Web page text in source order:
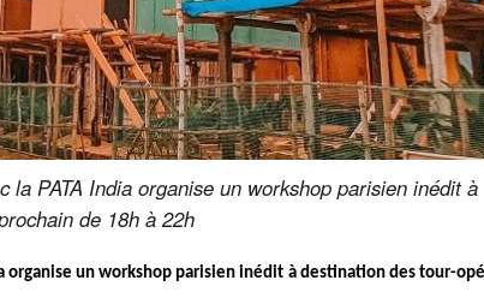
PATA India organise un workshop parisien inédit à
de 18h à 22h
organise un workshop parisien inédit à destination des tour-